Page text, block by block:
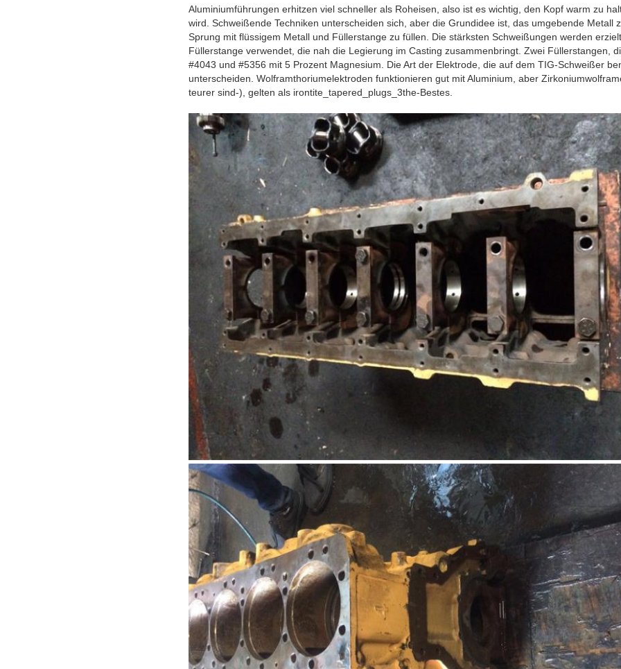
Aluminiumführungen erhitzen viel schneller als Roheisen, also ist es wichtig, den Kopf warm zu
wird. Schweißende Techniken unterscheiden sich, aber die Grundidee ist, das umgebende Metall
Sprung mit flüssigem Metall und Füllerstange zu füllen. Die stärksten Schweißungen werden
Füllerstange verwendet, die nah die Legierung im Casting zusammenbringt. Zwei Füllerstangen,
#4043 und #5356 mit 5 Prozent Magnesium. Die Art der Elektrode, die auf dem TIG-Schweißer
unterscheiden. Wolframthoriumelektroden funktionieren gut mit Aluminium, aber
teurer sind-), gelten als irontite_tapered_plugs_3the-Bestes.